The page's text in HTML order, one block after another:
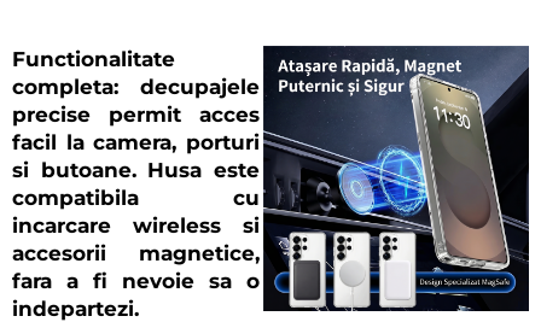
Functionalitate
completa: decupajele
precise permit acces
facil la camera, porturi
si butoane. Husa este
compatibila cu
incarcare wireless si
accesorii magnetice,
fara a fi nevoie sa o
indepartezi.